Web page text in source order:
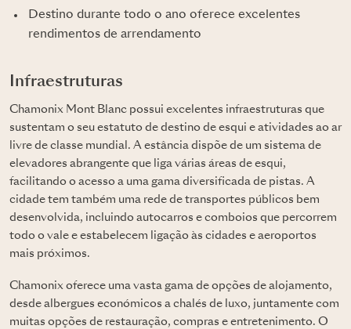
Destino durante todo o ano oferece excelentes
rendimentos de arrendamento
Infraestruturas
Chamonix Mont Blanc possui excelentes infraestruturas que
sustentam o seu estatuto de destino de esqui e atividades ao ar
livre de classe mundial. A estância dispõe de um sistema de
elevadores abrangente que liga várias áreas de esqui,
facilitando o acesso a uma gama diversificada de pistas. A
cidade tem também uma rede de transportes públicos bem
desenvolvida, incluindo autocarros e comboios que percorrem
todo o vale e estabelecem ligação às cidades e aeroportos
mais próximos.
Chamonix oferece uma vasta gama de opções de alojamento,
desde albergues económicos a chalés de luxo, juntamente com
muitas opções de restauração, compras e entretenimento. O